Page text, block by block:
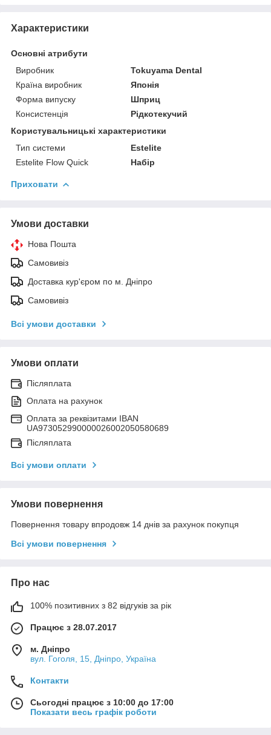
Характеристики
Основні атрибути
Виробник
Tokuyama Dental
Країна виробник
Японія
Форма випуску
Шприц
Консистенція
Рідкотекучий
Користувальницькі характеристики
Тип системи
Estelite
Estelite Flow Quick
Набір
Приховати
Умови доставки
Нова Пошта
Самовивіз
Доставка кур'єром по м. Дніпро
Самовивіз
Всі умови доставки
Умови оплати
Післяплата
Оплата на рахунок
Оплата за реквізитами IBAN
UA973052990000026002050580689
Післяплата
Всі умови оплати
Умови повернення
Повернення товару впродовж 14 днів за рахунок покупця
Всі умови повернення
Про нас
100% позитивних з 82 відгуків за рік
Працює з 28.07.2017
м. Дніпро
вул. Гоголя, 15, Дніпро, Україна
Контакти
Сьогодні працює з 10:00 до 17:00
Показати весь графік роботи